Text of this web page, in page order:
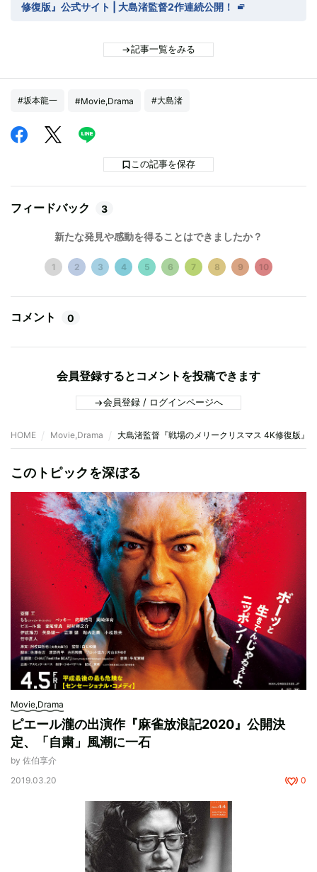
修復版』公式サイト | 大島渚監督2作連続公開！
記事一覧をみる
#坂本龍一 #Movie,Drama #大島渚
この記事を保存
フィードバック 3
新たな発見や感動を得ることはできましたか？
1 2 3 4 5 6 7 8 9 10
コメント 0
会員登録するとコメントを投稿できます
会員登録 / ログインページへ
HOME Movie,Drama 大島渚監督『戦場のメリークリスマス 4K修復版』
このトピックを深ぼる
Movie,Drama
ピエール瀧の出演作『麻雀放浪記2020』公開決
定、「自粛」風潮に一石
by 佐伯享介
2019.03.20
0